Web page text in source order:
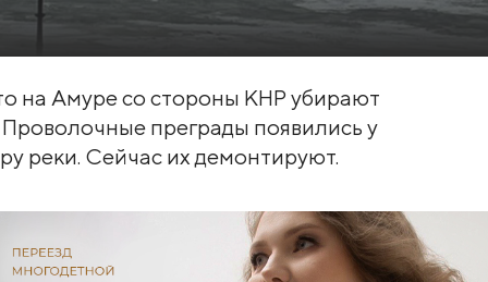
на Амуре со стороны КНР убирают
преграды появились у
реки. Сейчас их демонтируют.